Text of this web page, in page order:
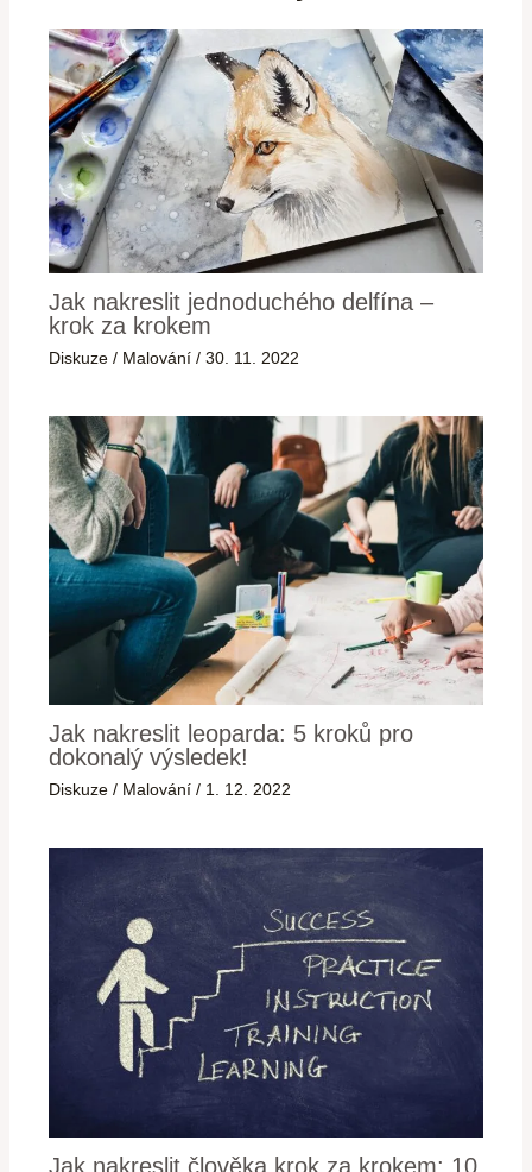
Jak nakreslit jednoduchého delfína –
krok za krokem
Diskuze / Malování /30. 11. 2022
Jak nakreslit leoparda: 5 kroků pro
dokonalý výsledek!
Diskuze / Malování / 1. 12. 2022
Jak nakreslit člověka krok za krokem: 10